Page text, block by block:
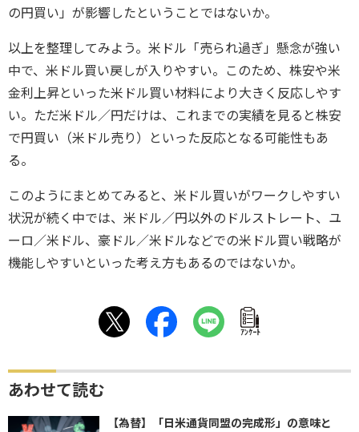
の円買い」が影響したということではないか。
以上を整理してみよう。米ドル「売られ過ぎ」懸念が強い
中で、米ドル買い戻しが入りやすい。このため、株安や米
金利上昇といった米ドル買い材料により大きく反応しやす
い。ただ米ドル／円だけは、これまでの実績を見ると株安
で円買い（米ドル売り）といった反応となる可能性もあ
る。
このようにまとめてみると、米ドル買いがワークしやすい
状況が続く中では、米ドル／円以外のドルストレート、ユ
ーロ／米ドル、豪ドル／米ドルなどでの米ドル買い戦略が
機能しやすいといった考え方もあるのではないか。
ｱﾝｹｰﾄ
あわせて読む
【為替】「日米通貨同盟の完成形」の意味と